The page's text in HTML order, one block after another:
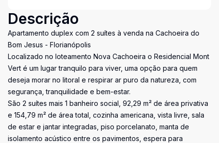
Descrição
Apartamento duplex com 2 suítes à venda na Cachoeira do
Bom Jesus - Florianópolis
Localizado no loteamento Nova Cachoeira o Residencial Mont
Vert é um lugar tranquilo para viver, uma opção para quem
deseja morar no litoral e respirar ar puro da natureza, com
segurança, tranquilidade e bem-estar.
São 2 suítes mais 1 banheiro social, 92,29 m² de área privativa
e 154,79 m² de área total, cozinha americana, vista livre, sala
de estar e jantar integradas, piso porcelanato, manta de
isolamento acústico entre os pavimentos, espera para